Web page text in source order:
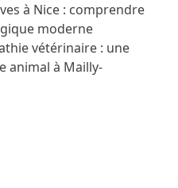
à Nice : comprendre
moderne
vétérinaire : une
animal à Mailly-